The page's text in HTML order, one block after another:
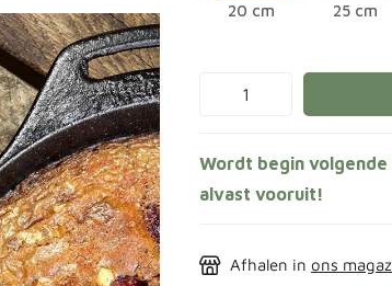
20 cm 25 cm
Wordt begin
alvast vooruit!
Afhalen in ons